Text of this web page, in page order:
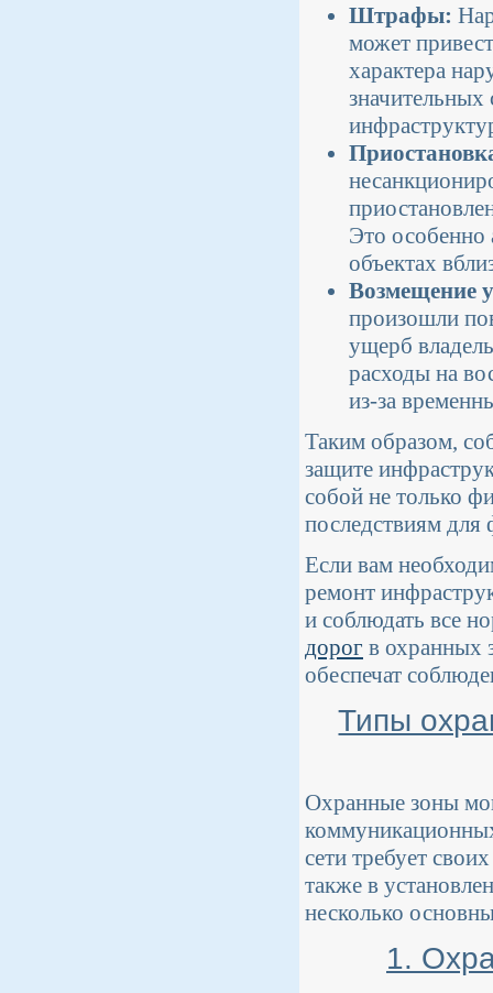
Штрафы:
может
характера
Это особенно
объектах
Возмещение
произошли
ущерб
расходы на
из-за
Таким образом,
защите
собой не только
последствиям для
Если вам
ремонт
и соблюдать все
дорог в охранных
обеспечат
Типы
Охранные зоны
сети требует
также в
несколько
1.